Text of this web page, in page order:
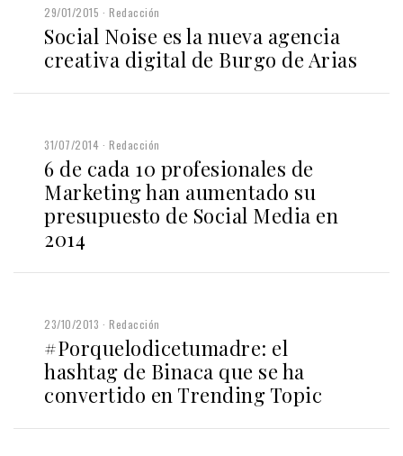
29/01/2015 Redacción
Social Noise es la nueva agencia
creativa digital de Burgo de Arias
31/07/2014 Redacción
6 de cada 10 profesionales de
Marketing han aumentado su
presupuesto de Social Media en
2014
23/10/2013 Redacción
#Porquelodicetumadre: el
hashtag de Binaca que se ha
convertido en Trending Topic